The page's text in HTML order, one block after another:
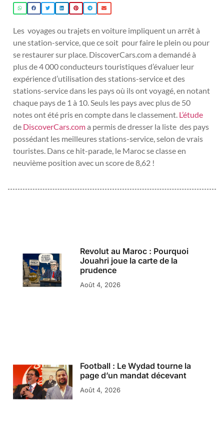
Les voyages ou trajets en voiture impliquent un arrêt à
une station-service, que ce soit pour faire le plein ou pour
se restaurer sur place. DiscoverCars.com a demandé à
plus de 4 000 conducteurs touristiques d’évaluer leur
expérience d’utilisation des stations-service et des
stations-service dans les pays où ils ont voyagé, en notant
chaque pays de 1 à 10. Seuls les pays avec plus de 50
notes ont été pris en compte dans le classement. L’étude
de DiscoverCars.coma permis de dresser la liste des pays
possédant les meilleures stations-service, selon de vrais
touristes. Dans ce hit-parade, le Maroc se classe en
neuvième position avec un score de 8,62 !
Revolut au Maroc : Pourquoi
Jouahri joue la carte de la
prudence
Août 4, 2026
Football : Le Wydad tourne la
page d’un mandat décevant
Août 4, 2026